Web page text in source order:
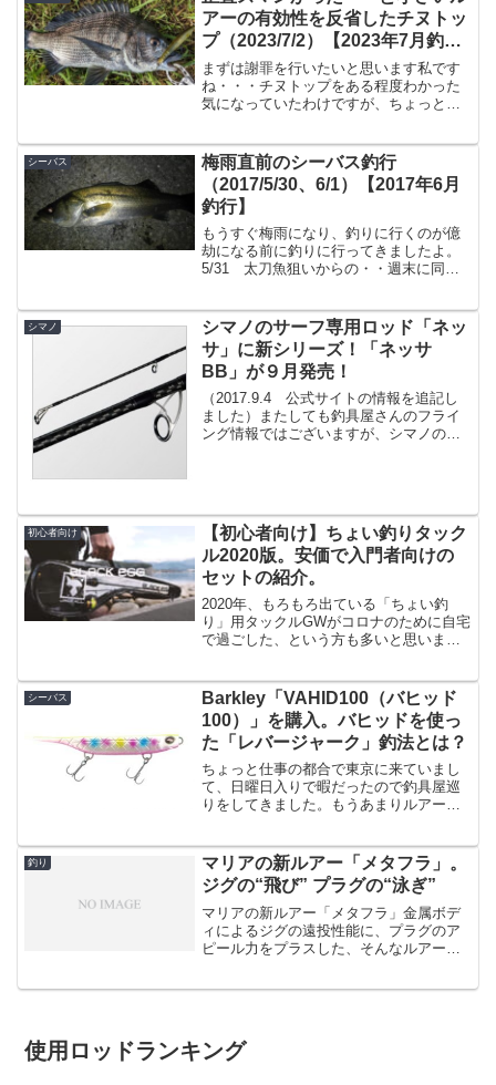
アーの有効性を反省したチヌトッ
プ（2023/7/2）【2023年7月釣
果】
まずは謝罪を行いたいと思います私です
ね・・・チヌトップをある程度わかった
気になっていたわけですが、ちょっと反
ルアーだけでも釣れるじゃん」と思って
いたんですよ。なんですが...
シーバス
梅雨直前のシーバス釣行
（2017/5/30、6/1）【2017年6月
釣行】
もうすぐ梅雨になり、釣りに行くのが億
劫になる前に釣りに行ってきましたよ。
5/31 太刀魚狙いからの・・週末に同僚K
とで仕事を早々に切り上げて太刀魚釣行
に。場所は宮崎港。...
シマノ
シマノのサーフ専用ロッド「ネッ
サ」に新シリーズ！「ネッサ
BB」が９月発売！
（2017.9.4 公式サイトの情報を追記し
ました）またしても釣具屋さんのフライ
ング情報ではございますが、シマノのヒ
初心者向け
【初心者向け】ちょい釣りタック
ル2020版。安価で入門者向けの
セットの紹介。
2020年、もろもろ出ている「ちょい釣
り」用タックルGWがコロナのために自宅
で過ごした、という方も多いと思います
るのでは、と思います。そういう場合は
大抵「釣具屋さんの2...
シーバス
Barkley「VAHID100（バヒッド
100）」を購入。バヒッドを使っ
た「レバージャーク」釣法とは？
ちょっと仕事の都合で東京に来ていまし
て、日曜日入りで暇だったので釣具屋巡
りをしてきました。もうあまりルアーを
す。。と、いう悪い病気の末、キャステ
ィング日本橋店で買ったのが...
釣り
マリアの新ルアー「メタフラ」。
ジグの“飛び” プラグの“泳ぎ”
マリアの新ルアー「メタフラ」金属ボデ
ィによるジグの遠投性能に、プラグのア
ピール力をプラスした、そんなルアーに
使用ロッドランキング